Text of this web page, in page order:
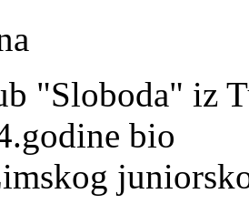
"Sloboda" iz
bio